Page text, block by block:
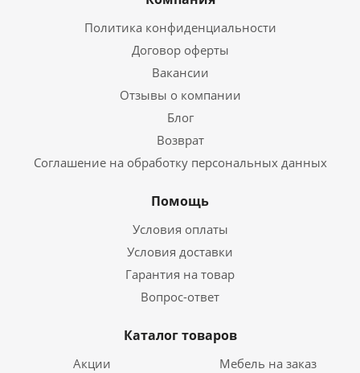
Политика конфиденциальности
Договор оферты
Вакансии
Отзывы о компании
Блог
Возврат
Соглашение на обработку персональных данных
Помощь
Условия оплаты
Условия доставки
Гарантия на товар
Вопрос-ответ
Каталог товаров
Акции
Мебель на заказ